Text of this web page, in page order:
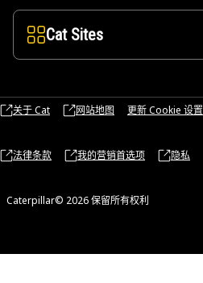
Cat Sites
关于 Cat 网站地图 更新 Cookie 设置
法律条款 我的营销首选项 隐私
Caterpillar© 2026 保留所有权利